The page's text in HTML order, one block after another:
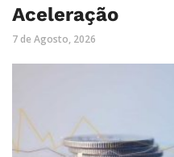
Aceleração
7 de Agosto, 2026